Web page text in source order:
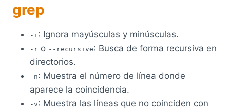
grep
-i : Ignora mayúsculas y minúsculas.
-r o --recursive: Busca de forma recursiva en
directorios.
-n: Muestra el número de línea donde
aparece la coincidencia.
-v: Muestra las líneas que no coinciden con